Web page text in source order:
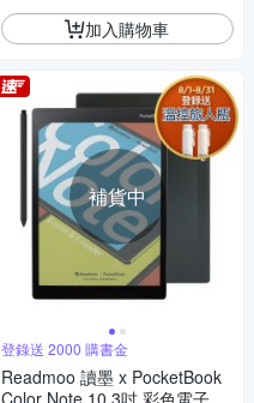
加入購物車
補貨中
登錄送 2000 購書金
Readmoo 讀墨 x PocketBook